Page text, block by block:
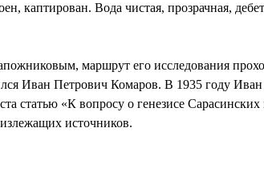
каптирован. Вода чистая, прозрачная,
маршрут его исследования
Иван Петрович Комаров. В 1935 году
статью «К вопросу о генезисе
источников.